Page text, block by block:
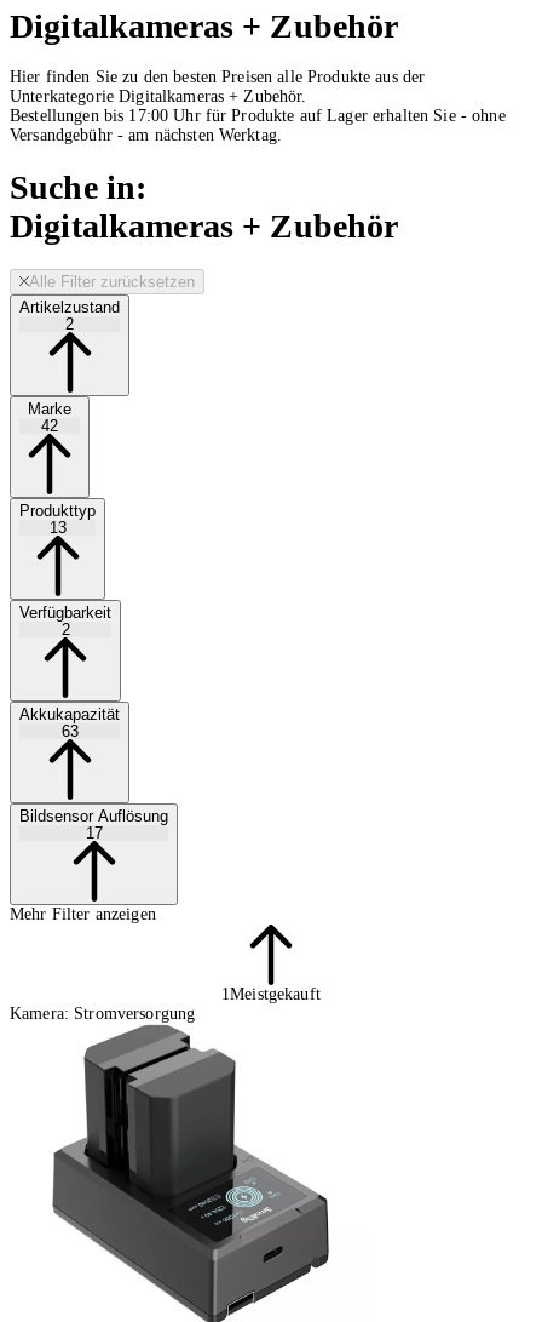
Digitalkameras + Zubehör
Hier finden Sie zu den besten Preisen alle Produkte aus der
Unterkategorie Digitalkameras + Zubehör.
Bestellungen bis 17:00 Uhr für Produkte auf Lager erhalten Sie - ohne
Versandgebühr - am nächsten Werktag.
Suche in:
Digitalkameras + Zubehör
Alle Filter zurücksetzen
Artikelzustand
2
Marke
42
Produkttyp
13
Verfügbarkeit
2
Akkukapazität
63
Bildsensor Auflösung
17
Mehr Filter anzeigen
1Meistgekauft
Kamera: Stromversorgung